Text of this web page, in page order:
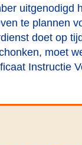
uitgenodigd
te plannen
doet op
moet
Instructie